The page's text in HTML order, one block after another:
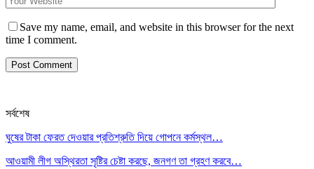
Save my name, email, and website in this browser for the next
time I comment.
সর্বশেষ
ঘুষের টাকা ফেরত দেওয়ার প্রতিশ্রুতি দিয়ে গোপনে কর্মস্থল…
আওয়ামী লীগ অস্থিরতা সৃষ্টির চেষ্টা করছে, জনগণ তা গ্রহণ করবে…